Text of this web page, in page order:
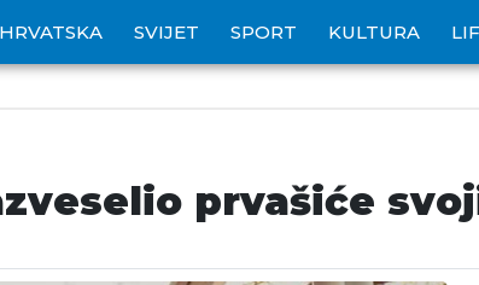
HRVATSKA SVIJET SPORT KULTURA
prvašiće